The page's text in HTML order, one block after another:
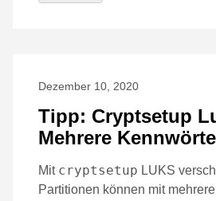
Dezember 10, 2020
Tipp: Cryptsetup
Mehrere
Mit cryptsetup LUKS
Partitionen können mit